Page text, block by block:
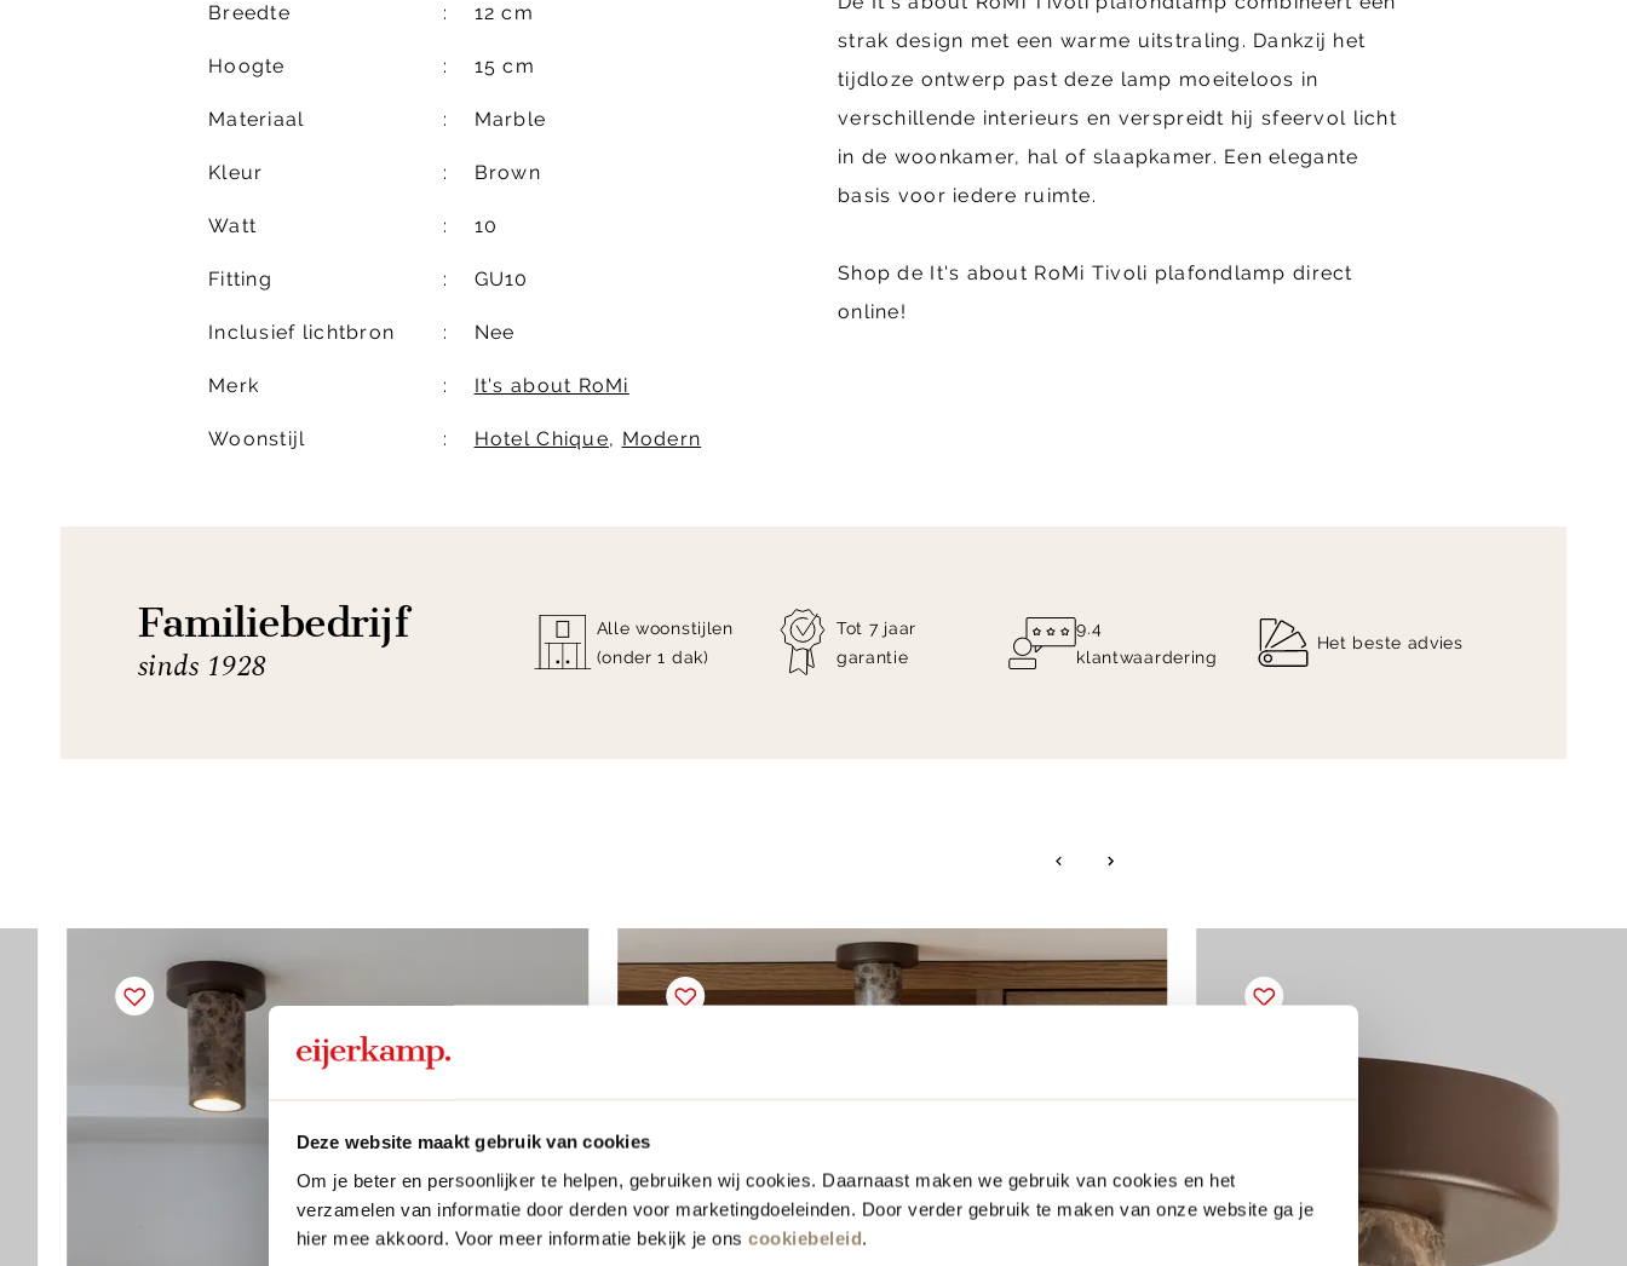
Deze website maakt gebruik van cookies
Om je beter en persoonlijker te helpen, gebruiken wij cookies. Daarnaast maken we gebruik van cookies en het
verzamelen van informatie door derden voor marketingdoeleinden. Door verder gebruik te maken van onze website ga je
hier mee akkoord. Voor meer informatie bekijk je ons cookiebeleid.
Breedte 12 cm
Hoogte 15 cm
Materiaal Marble
Kleur Brown
Watt 10
Fitting GU10
Inclusief lichtbron Nee
Merk It's about RoMi
Woonstijl Hotel Chique, Modern
strak design met een warme uitstraling. Dankzij het
tijdloze ontwerp past deze lamp moeiteloos in
verschillende interieurs en verspreidt hij sfeervol licht
in de woonkamer, hal of slaapkamer. Een elegante
basis voor iedere ruimte.
Shop de It's about RoMi Tivoli plafondlamp direct
online!
Familiebedrijf
sinds 1928
Alle woonstijlen
(onder 1 dak)
Tot 7 jaar
garantie
9.4
klantwaardering
Het beste advies